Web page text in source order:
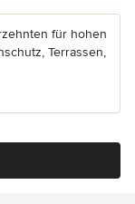
für hohen
Terrassen,